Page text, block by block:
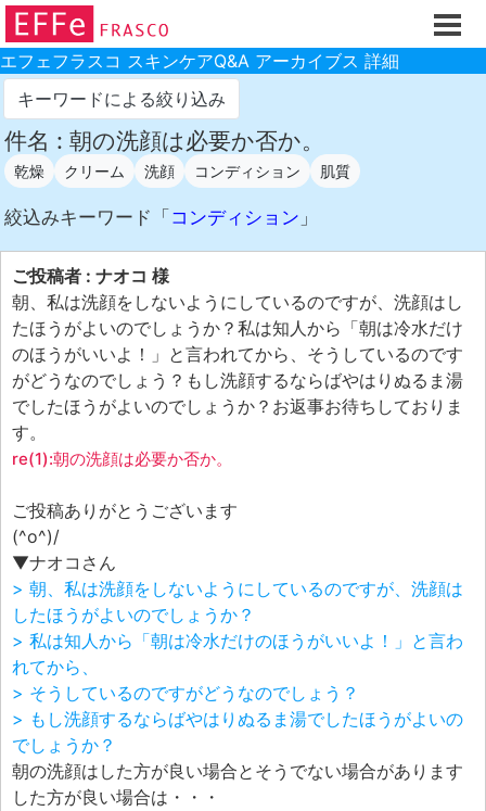
ホーム
ご注文フォーム
初回割引
製品のご案内
お買い物ガイド
スキンケアQ&Aアーカイブス
製品レビュー
スキンケア基礎講座
コスメ辞典 化粧品成分検索
ご購入履歴
ご登録情報
ご紹介(アフェリエイト)制度
お問い合わせフォーム
エフェフラスコ スキンケアQ&A アーカイブス 詳細
キーワードによる絞り込み
件名 : 朝の洗顔は必要か否か。
乾燥 クリーム 洗顔 コンディション 肌質
絞込みキーワード「 コンディション 」
ご投稿者 : ナオコ 様
朝、私は洗顔をしないようにしているのですが、洗顔はし
たほうがよいのでしょうか？私は知人から「朝は冷水だけ
のほうがいいよ！」と言われてから、そうしているのです
がどうなのでしょう？もし洗顔するならばやはりぬるま湯
でしたほうがよいのでしょうか？お返事お待ちしておりま
す。
re(1):朝の洗顔は必要か否か。
ご投稿ありがとうございます
(^o^)/
▼ナオコさん
> 朝、私は洗顔をしないようにしているのですが、洗顔は
したほうがよいのでしょうか？
> 私は知人から「朝は冷水だけのほうがいいよ！」と言わ
れてから、
> そうしているのですがどうなのでしょう？
> もし洗顔するならばやはりぬるま湯でしたほうがよいの
でしょうか？
朝の洗顔はした方が良い場合とそうでない場合があります
した方が良い場合は・・・